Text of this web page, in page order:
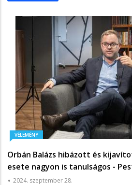
VÉLEMÉNY
Orbán Balázs hibázott és
esete nagyon is tanulságos -
2024. szeptember 28.